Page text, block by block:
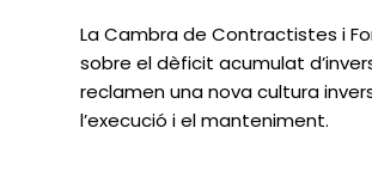
La Cambra de Contractistes i
sobre el dèficit acumulat
reclamen una nova cultura
l’execució i el manteniment.